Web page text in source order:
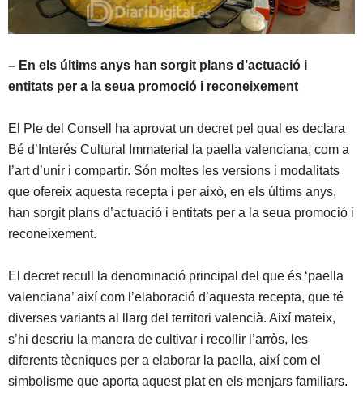
– En els últims anys han sorgit plans d’actuació i
entitats per a la seua promoció i reconeixement
El Ple del Consell ha aprovat un decret pel qual es declara
Bé d’Interés Cultural Immaterial la paella valenciana, com a
l’art d’unir i compartir. Són moltes les versions i modalitats
que ofereix aquesta recepta i per això, en els últims anys,
han sorgit plans d’actuació i entitats per a la seua promoció i
reconeixement.
El decret recull la denominació principal del que és ‘paella
valenciana’ així com l’elaboració d’aquesta recepta, que té
diverses variants al llarg del territori valencià. Així mateix,
s’hi descriu la manera de cultivar i recollir l’arròs, les
diferents tècniques per a elaborar la paella, així com el
simbolisme que aporta aquest plat en els menjars familiars.